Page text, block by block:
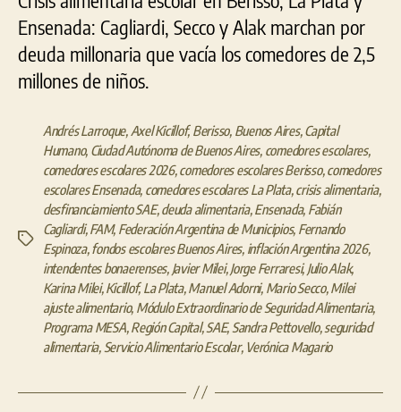
Ensenada: Cagliardi, Secco y Alak marchan por
deuda millonaria que vacía los comedores de 2,5
millones de niños.
Etiquetas
Andrés Larroque, Axel Kicillof,Berisso, Buenos Aires,Capital
Humano, Ciudad Autónoma de Buenos Aires, comedores escolares,
comedores escolares 2026,comedores escolares Berisso,comedores
escolares Ensenada, comedores escolares La Plata,crisis alimentaria,
desfinanciamiento SAE,deuda alimentaria,Ensenada, Fabián
Cagliardi,FAM, Federación Argentina de Municipios, Fernando
Espinoza,fondos escolares Buenos Aires, inflación Argentina 2026,
intendentes bonaerenses, Javier Milei,Jorge Ferraresi, Julio Alak,
Karina Milei,Kicillof,La Plata,Manuel Adorni, Mario Secco,Milei
ajuste alimentario, Módulo Extraordinario de Seguridad Alimentaria,
Programa MESA,Región Capital,SAE, Sandra Pettovello,seguridad
alimentaria, Servicio Alimentario Escolar, Verónica Magario